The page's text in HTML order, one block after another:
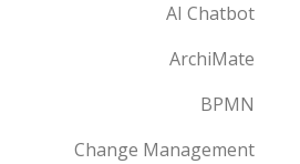
AI Chatbot
ArchiMate
BPMN
Change Management